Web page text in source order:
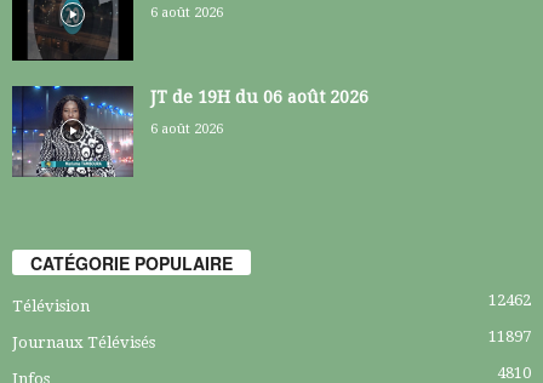
6 août 2026
JT de 19H du 06 août 2026
6 août 2026
CATÉGORIE POPULAIRE
Télévision 12462
Journaux Télévisés 11897
Infos 4810